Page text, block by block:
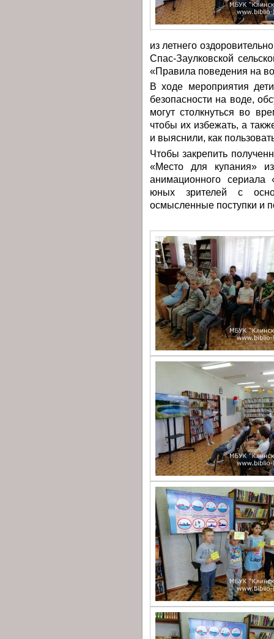
из летнего
Спас-Заулковской
«Правила поведения на
В ходе мероприятия
безопасности на воде,
могут столкнуться во
чтобы их избежать, а
и выяснили, как
Чтобы закрепить
«Место для купания» из
анимационного сериала
юных зрителей с
осмысленные поступки и